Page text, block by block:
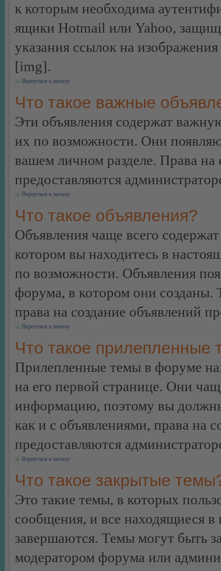
к которым необходима
ящики Hotmail или Yahoo,
указания ссылок на
[img].
Вернуться к началу
Что такое важные
Эти объявления содержат
их по возможности. Они
вашем личном разделе. Права
предоставляются
Вернуться к началу
Что такое объявления?
Объявления чаще всего
котором вы находитесь в
по возможности. Объявления
форума, в котором они
права на создание объявлений
Вернуться к началу
Что такое прилепленные
Прилепленные темы в форуме
на его первой странице. Они
информацию, поэтому вы
как и с объявлениями, права на
предоставляются
Вернуться к началу
Что такое закрытые
Это такие темы, в которых
сообщения, и все находящиеся
завершаются. Темы могут быть
модератором форума или